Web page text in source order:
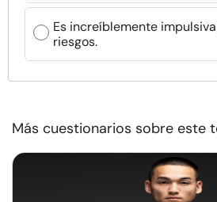
Es increíblemente
riesgos.
Más cuestionarios sobre este